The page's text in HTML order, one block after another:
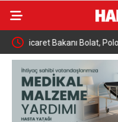
Almanya’da Ren
seviyesinde tarihi düşüş